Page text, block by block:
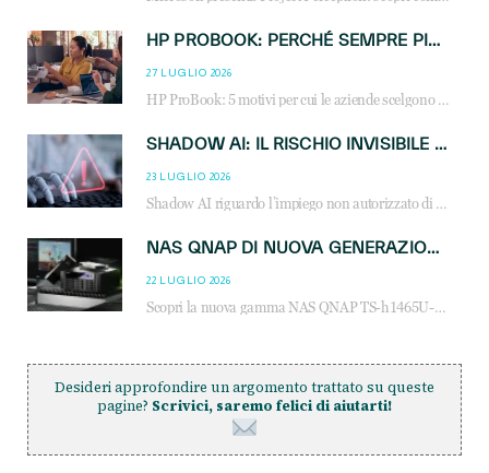
HP PROBOOK: PERCHÉ SEMPRE PIÙ AZIENDE SCELGONO NOTEBOOK PROGETTATI PER IL LAVORO MODERNO
27 LUGLIO 2026
HP ProBook: 5 motivi per cui le aziende scelgono i notebook business HP per migliorare produttività, sicurezza e gestione dell’AI.
SHADOW AI: IL RISCHIO INVISIBILE CHE LE AZIENDE POSSONO GOVERNARE
23 LUGLIO 2026
Shadow AI riguardo l’impiego non autorizzato di sistemi AI all’interno dell’azienda. E’ una pratica che si diffonde a partire dai dipendenti fino ai dirigenti e mette a repentaglio la cybersecurity, con costi più elevati per le organizzazioni. Due recenti report illustrano il fenomeno e forniscono dati in merito
NAS QNAP DI NUOVA GENERAZIONE: PIÙ PRESTAZIONI, SCALABILITÀ E PROTEZIONE DEI DATI PER LE INFRASTRUTTURE IT MODERNE
22 LUGLIO 2026
Scopri la nuova gamma NAS QNAP TS-h1465U-RP, TS-h1065eU e TS-h665U: storage aziendale con ZFS, DDR5, E1.S NVMe e connettività 2.5GbE per backup, virtualizzazione e cybersecurity.
Desideri approfondire un argomento trattato su queste
pagine? Scrivici, saremo felici di aiutarti!